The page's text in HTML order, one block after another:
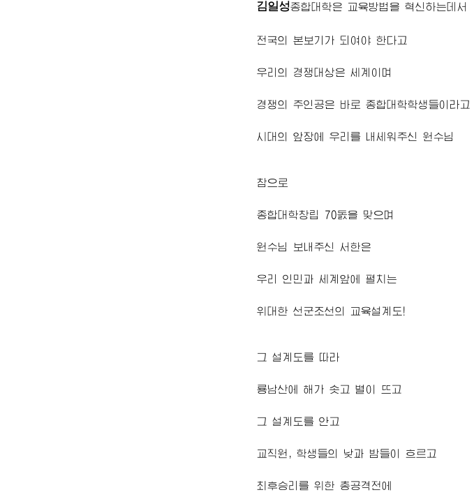
김일성종합대학은 교육방법을 혁신하는데서
전국의 본보기가 되여야 한다고
우리의 경쟁대상은 세계이며
경쟁의 주인공은 바로 종합대학학생들이라고
시대의 앞장에 우리를 내세워주신 원수님
참으로
종합대학창립 70돐을 맞으며
원수님 보내주신 서한은
우리 인민과 세계앞에 펼치는
위대한 선군조선의 교육설계도!
그 설계도를 따라
룡남산에 해가 솟고 별이 뜨고
그 설계도를 안고
교직원, 학생들의 낮과 밤들이 흐르고
최후승리를 위한 총공격전에